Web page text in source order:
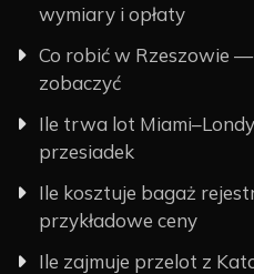
wymiary i opłaty
Co robić w Rzeszowie
zobaczyć
Ile trwa lot
przesiadek
Ile kosztuje bagaż
przykładowe ceny
Ile zajmuje przelot z